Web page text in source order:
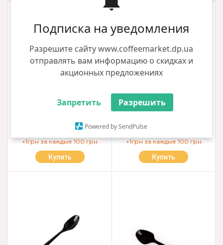
Подписка на уведомления
Разрешите сайту www.coffeemarket.dp.ua
отправлять вам информацию о скидках и
акционных предложениях
Запретить Разрешить
Powered by SendPulse
+1грн за каждые 100 грн
Купить
+1грн за каждые 100 грн
Купить